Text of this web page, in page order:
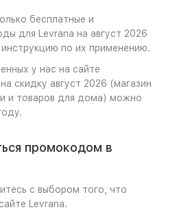
бесплатные и
для Levrana на август 2026
по их применению.
у нас на сайте
скидку август 2026 (магазин
и товаров для дома) можно
промокодом в
с выбором того, что
Levrana.